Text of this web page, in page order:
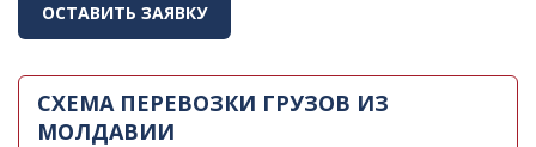
ОСТАВИТЬ ЗАЯВКУ
СХЕМА ПЕРЕВОЗКИ ГРУЗОВ ИЗ
МОЛДАВИИ